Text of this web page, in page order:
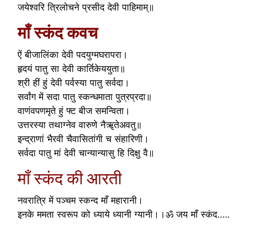
जयेश्वरि त्रिलोचने प्रसीद देवी पाहिमाम्॥
माँ स्कंद कवच
ऐं बीजालिंका देवी पदयुग्मघरापरा।
हृदयं पातु सा देवी कार्तिकेययुता॥
श्री हीं हुं देवी पर्वस्या पातु सर्वदा।
सर्वांग में सदा पातु स्कन्धमाता पुत्रप्रदा॥
वाणंवपणमृते हुं फ्ट बीज समन्विता।
उत्तरस्या तथाग्नेव वारुणे नैॠतेअवतु॥
इन्द्राणां भैरवी चैवासितांगी च संहारिणी।
सर्वदा पातु मां देवी चान्यान्यासु हि दिक्षु वै॥
माँ स्कंद की आरती
नवरात्रि में पञ्चम स्कन्द माँ महारानी।
इनके ममता स्वरूप को ध्याये ध्यानी ग्यानी।।ॐ जय माँ स्कंद…..